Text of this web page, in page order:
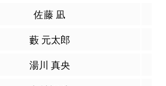
佐藤 凪
藪 元太郎
湯川 真央